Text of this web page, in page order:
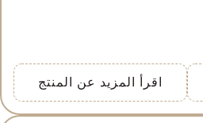
اقرأ المزيد عن المنتج